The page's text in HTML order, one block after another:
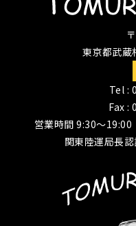
東京都武
Tel :
Fax :
営業時間 9:30〜19:00
関東陸運局長